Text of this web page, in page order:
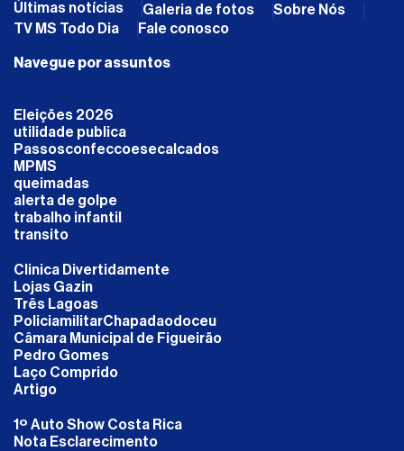
Últimas notícias Galeria de fotos
Sobre Nós
TV MS Todo Dia
Fale conosco
Navegue por assuntos
Eleições 2026
utilidade publica
Passosconfeccoesecalcados
MPMS
queimadas
alerta de golpe
trabalho infantil
transito
Clinica Divertidamente
Lojas Gazin
Três Lagoas
PoliciamilitarChapadaodoceu
Câmara Municipal de Figueirão
Pedro Gomes
Laço Comprido
Artigo
1º Auto Show Costa Rica
Nota Esclarecimento